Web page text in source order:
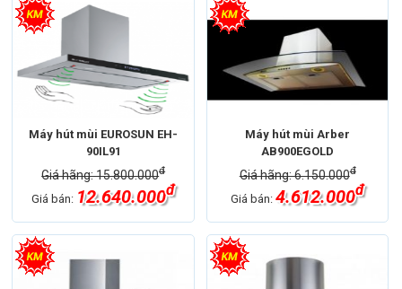
Máy hút mùi EUROSUN EH-
90IL91
Giá hãng: 15.800.000đ
Giá bán: 12.640.000đ
Máy hút mùi Arber
AB900EGOLD
Giá hãng: 6.150.000đ
Giá bán:4.612.000đ